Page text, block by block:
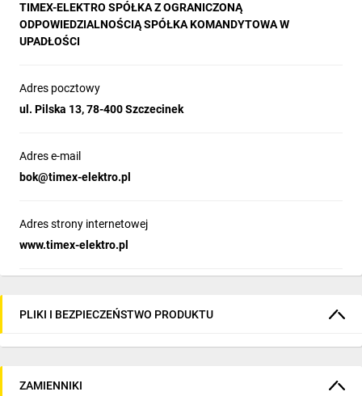
TIMEX-ELEKTRO SPÓŁKA Z OGRANICZONĄ
ODPOWIEDZIALNOŚCIĄ SPÓŁKA KOMANDYTOWA W
UPADŁOŚCI
Adres pocztowy
ul. Pilska 13, 78-400 Szczecinek
Adres e-mail
bok@timex-elektro.pl
Adres strony internetowej
www.timex-elektro.pl
PLIKI I BEZPIECZEŃSTWO PRODUKTU
ZAMIENNIKI